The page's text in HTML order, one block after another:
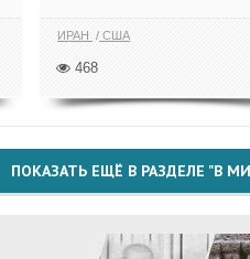
ИРАН США
468
ПОКАЗАТЬ ЕЩЁ В РАЗДЕЛЕ "В